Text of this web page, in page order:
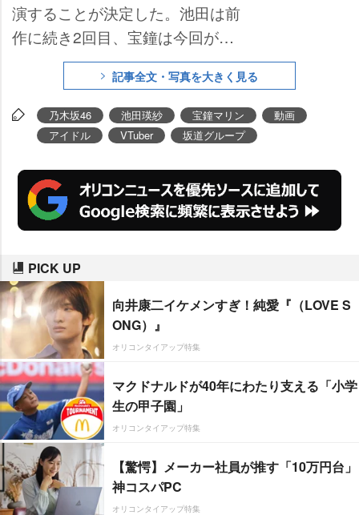
演することが決定した。池田は前
作に続き2回目、宝鐘は今回が初
出演となる。
記事全文・写真を大きく見る
乃木坂46 池田瑛紗 宝鐘マリン
動画
アイドル
VTuber 坂道グループ
PICK UP
向井康二イケメンすぎ！純愛『（LOVE S
ONG）』
オリコンタイアップ特集
マクドナルドが40年にわたり支える「小学
生の甲子園」
オリコンタイアップ特集
【驚愕】メーカー社員が推す「10万円台」
神コスパPC
オリコンタイアップ特集